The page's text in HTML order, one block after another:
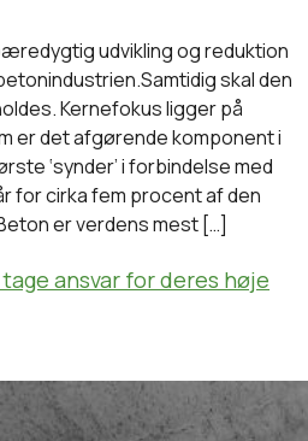
udvikling og reduktion
skal den
Kernefokus ligger på
er det afgørende komponent i
‘synder’ i forbindelse med
for cirka fem procent af den
er verdens mest […]
ansvar for deres høje